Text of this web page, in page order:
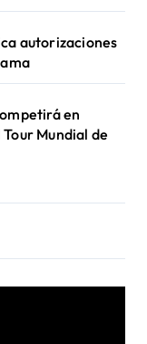
autorizaciones
en
Mundial de